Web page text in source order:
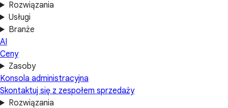
Rozwiązania
Usługi
Branże
AI
Ceny
Zasoby
Konsola administracyjna
Skontaktuj się z zespołem sprzedaży
Rozwiązania